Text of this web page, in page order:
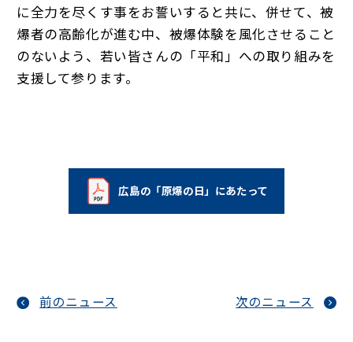
に全力を尽くす事をお誓いすると共に、併せて、被
爆者の高齢化が進む中、被爆体験を風化させること
のないよう、若い皆さんの「平和」への取り組みを
支援して参ります。
広島の「原爆の日」にあたって
（新しいタブで開く）
前のニュース 次のニュース